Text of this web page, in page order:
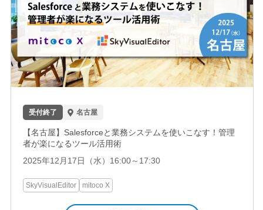
受付終了 名古屋
【名古屋】Salesforceと業務システムを使いこなす！管理
者が楽になるツール活用術
2025年12月17日（水）16:00～17:30
SkyVisualEditor mitoco X